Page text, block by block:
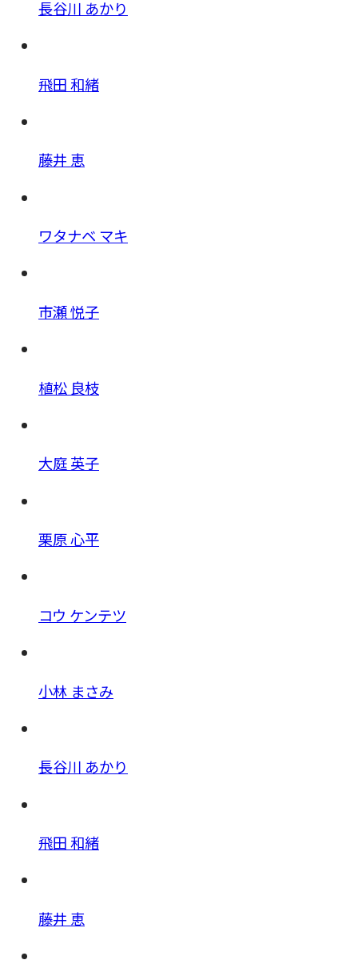
長谷川 あかり
飛田 和緒
藤井 恵
ワタナベ マキ
市瀬 悦子
植松 良枝
大庭 英子
栗原 心平
コウ ケンテツ
小林 まさみ
長谷川 あかり
飛田 和緒
藤井 恵